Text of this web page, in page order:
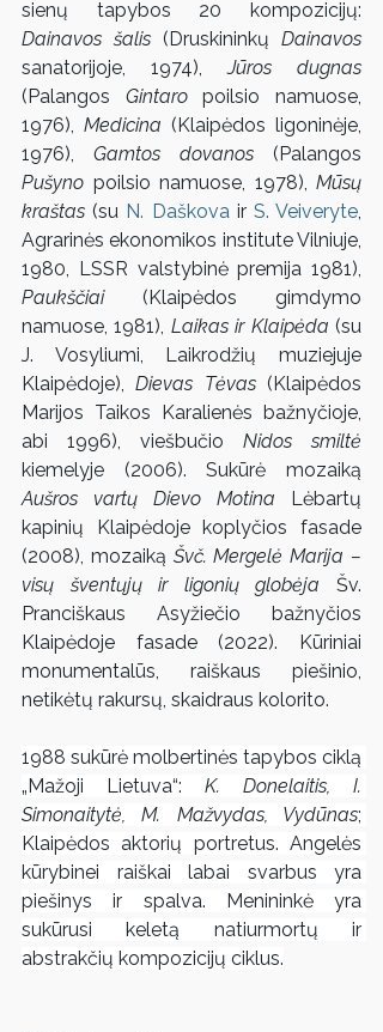
Dainavos šalis (Druskininkų Dainavos
sanatorijoje, 1974), Jūros dugnas
(Palangos Gintaro poilsio namuose,
1976), Medicina (Klaipėdos ligoninėje,
1976), Gamtos dovanos
Pušyno poilsio namuose, 1978), Mūsų
kraštas (su N. Daškova ir S. Veiveryte,
Agrarinės ekonomikos institute Vilniuje,
Paukščiai (Klaipėdos gimdymo
namuose, 1981), Laikas ir Klaipėda (su
J. Vosyliumi, Laikrodžių muziejuje
Klaipėdoje), Dievas Tėvas (Klaipėdos
Marijos Taikos Karalienės bažnyčioje,
abi 1996), viešbučio Nidos smiltė
Aušros vartų Dievo Motina Lėbartų
kapinių Klaipėdoje koplyčios fasade
(2008), mozaiką Švč. Mergelė Marija –
visų šventųjų ir ligonių globėja Šv.
Pranciškaus Asyžiečio bažnyčios
Klaipėdoje fasade (2022). Kūriniai
monumentalūs, raiškaus piešinio,
netikėtų rakursų, skaidraus kolorito.
1988 sukūrė molbertinės tapybos ciklą
„Mažoji Lietuva“: K. Donelaitis, I.
Simonaitytė, M. Mažvydas, Vydūnas;
Klaipėdos aktorių portretus. Angelės
kūrybinei raiškai labai svarbus yra
piešinys ir spalva. Menininkė yra
sukūrusi keletą natiurmortų ir
abstrakčių kompozicijų ciklus.